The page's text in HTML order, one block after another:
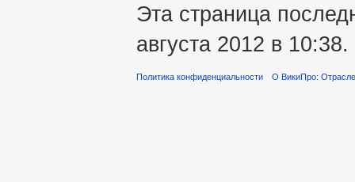
Эта страница
августа 2012 в 10:38.
Политика конфиденциальности О ВикиПро: